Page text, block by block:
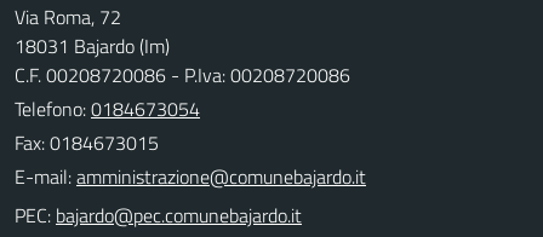
Via Roma, 72
18031 Bajardo (Im)
C.F. 00208720086 - P.Iva: 00208720086
Telefono:0184673054
Fax: 0184673015
E-mail:
PEC: